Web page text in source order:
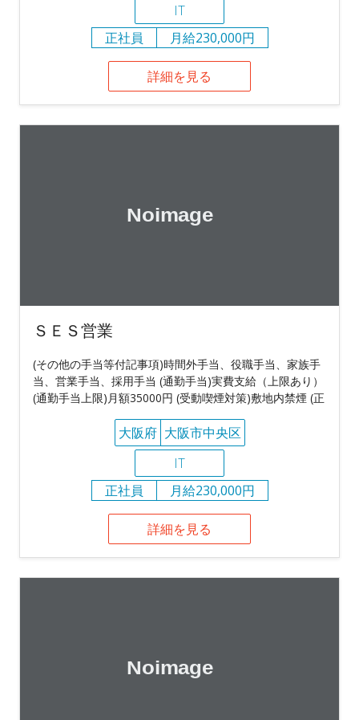
IT
正社員
月給230,000円
詳細を見る
ＳＥＳ営業
(その他の手当等付記事項)時間外手当、役職手当、家族手
当、営業手当、採用手当 (通勤手当)実費支給（上限あり）
(通勤手当上限)月額35000円 (受動喫煙対策)敷地内禁煙 (正
大阪府 大阪市中央区
IT
正社員
月給230,000円
詳細を見る